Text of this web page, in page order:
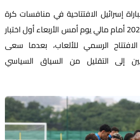
إسرائيل الافتتاحية في منافسات كرة
القدم بأولمبياد باريس 2024 أمام مالي يوم أمس الأربعاء أول اختبار
الرسمي للألعاب، بعدما سعى
إلى التقليل من السياق السياسي